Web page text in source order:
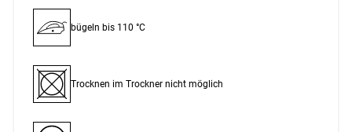
bügeln bis 110 °C
Trocknen im Trockner nicht möglich